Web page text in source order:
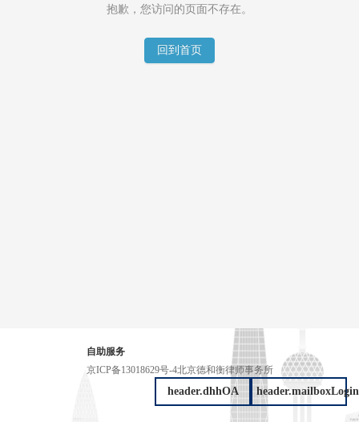
抱歉，您访问的页面不存在。
回到首页
自助服务
京ICP备13018629号-4北京德和衡律师事务所
header.dhhOA header.mailboxLogin